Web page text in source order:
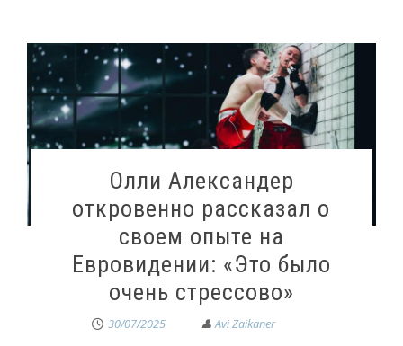
Олли Александер
откровенно рассказал о
своем опыте на
Евровидении: «Это было
очень стрессово»
30/07/2025